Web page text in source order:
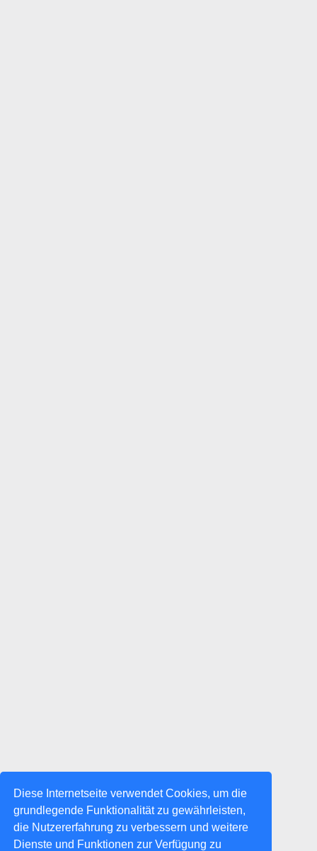
Diese Internetseite verwendet Cookies, um die
grundlegende Funktionalität zu gewährleisten,
die Nutzererfahrung zu verbessern und weitere
Dienste und Funktionen zur Verfügung zu